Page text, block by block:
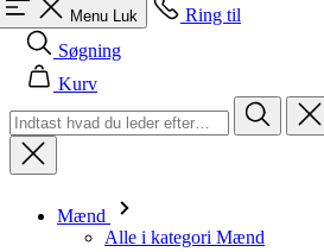
Menu Luk
Ring til
Søgning
Kurv
Mænd
Alle i kategori Mænd